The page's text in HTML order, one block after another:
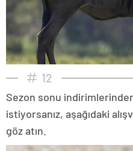
12
Sezon sonu
istiyorsanız, aşağıdaki
göz atın.